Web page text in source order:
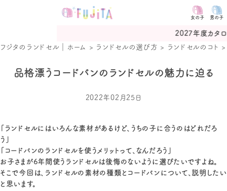
女の子 男の子
2027年度カタログ予約受付
フジタのランドセル｜ホーム
> ランドセルの選び方 > ランドセルのコト
品格漂うコードバンのランドセルの魅力に迫る
2022年02月25日
「ランドセルにはいろんな素材があるけど、うちの子に合うのはどれだろ
う」
「コードバンのランドセルを使うメリットって、なんだろう」
お子さまが6年間使うランドセルは後悔のないように選びたいですよね。
そこで今回は、ランドセルの素材の種類とコードバンについて、説明したい
と思います。